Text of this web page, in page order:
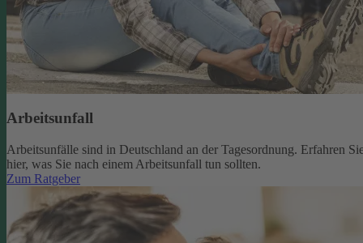
Arbeitsunfall
Arbeitsunfälle sind in Deutschland an der Tagesordnung. Erfahren
hier, was Sie nach einem Arbeitsunfall tun sollten.
Zum Ratgeber